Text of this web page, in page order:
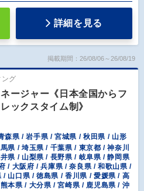
詳細を見る
掲載期間：26/08/06～26/08/19
ング
ージャー《日本全国からフ
ックスタイム制》
森県 / 岩手県 / 宮城県 / 秋田県 / 山形
県 / 埼玉県 / 千葉県 / 東京都 / 神奈川
県 / 山梨県 / 長野県 / 岐阜県 / 静岡県
/ 大阪府 / 兵庫県 / 奈良県 / 和歌山県 /
山口県 / 徳島県 / 香川県 / 愛媛県 / 高
本県 / 大分県 / 宮崎県 / 鹿児島県 / 沖